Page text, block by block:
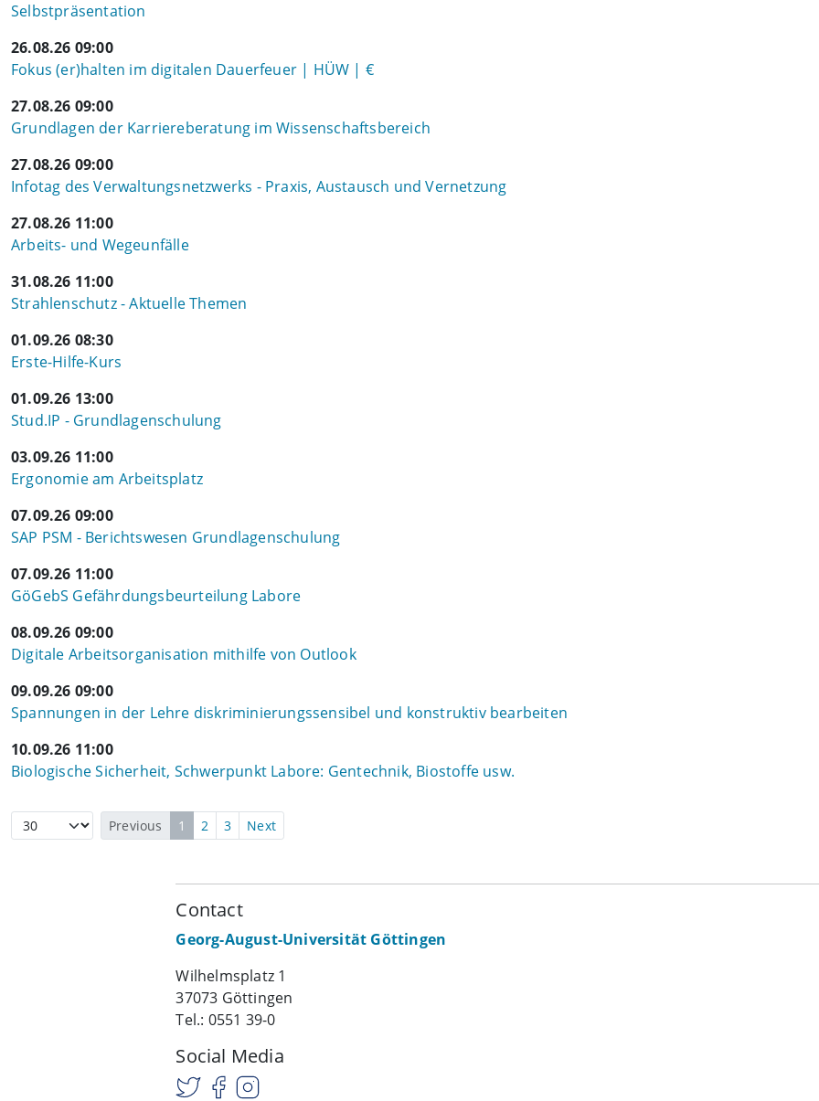
Selbstpräsentation
26.08.26 09:00
Fokus (er)halten im digitalen Dauerfeuer | HÜW | €
27.08.26 09:00
Grundlagen der Karriereberatung im Wissenschaftsbereich
27.08.26 09:00
Infotag des Verwaltungsnetzwerks - Praxis, Austausch und Vernetzung
27.08.26 11:00
Arbeits- und Wegeunfälle
31.08.26 11:00
Strahlenschutz - Aktuelle Themen
01.09.26 08:30
Erste-Hilfe-Kurs
01.09.26 13:00
Stud.IP - Grundlagenschulung
03.09.26 11:00
Ergonomie am Arbeitsplatz
07.09.26 09:00
SAP PSM - Berichtswesen Grundlagenschulung
07.09.26 11:00
GöGebS Gefährdungsbeurteilung Labore
08.09.26 09:00
Digitale Arbeitsorganisation mithilfe von Outlook
09.09.26 09:00
Spannungen in der Lehre diskriminierungssensibel und konstruktiv bearbeiten
10.09.26 11:00
Biologische Sicherheit, Schwerpunkt Labore: Gentechnik, Biostoffe usw.
Previous 1 2 3 Next
Contact
Georg-August-Universität Göttingen
Wilhelmsplatz 1
37073 Göttingen
Tel.: 0551 39-0
Social Media